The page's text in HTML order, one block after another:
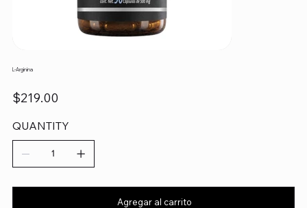
L-Arginina
Precio
$219.00
QUANTITY
Agregar al carrito